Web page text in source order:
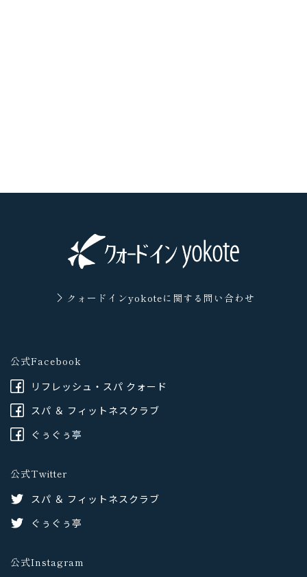
クォードインyokoteに 関する問い合わせ
公式Facebook
リフレッシュ・スパ クォード
スパ ＆ フィットネスクラブ
ぐぅぐぅ亭
公式Twitter
スパ ＆ フィットネスクラブ
ぐぅぐぅ亭
公式Instagram